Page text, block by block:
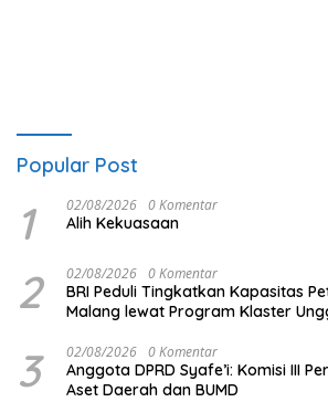
Popular Post
1 02/08/2026 0 Komentar
Alih Kekuasaan
2 02/08/2026 0 Komentar
BRI Peduli Tingkatkan Kapasitas
Malang lewat Program Klaster
3 02/08/2026 0 Komentar
Anggota DPRD Syafe’i: Komisi III
Aset Daerah dan BUMD